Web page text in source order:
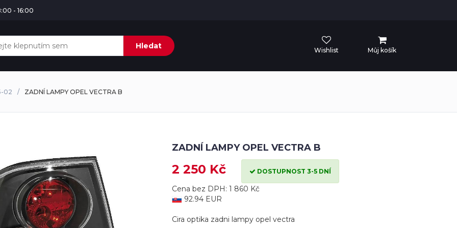
- 16:00
Hledat Wishlist Můj košík
02 ZADNÍ LAMPY OPEL VECTRA B
ZADNÍ LAMPY OPEL VECTRA B
2 250 Kč DOSTUPNOST 3-5 DNÍ
Cena bez DPH: 1 860 Kč
92.94 EUR
Cira optika zadni lampy opel vectra